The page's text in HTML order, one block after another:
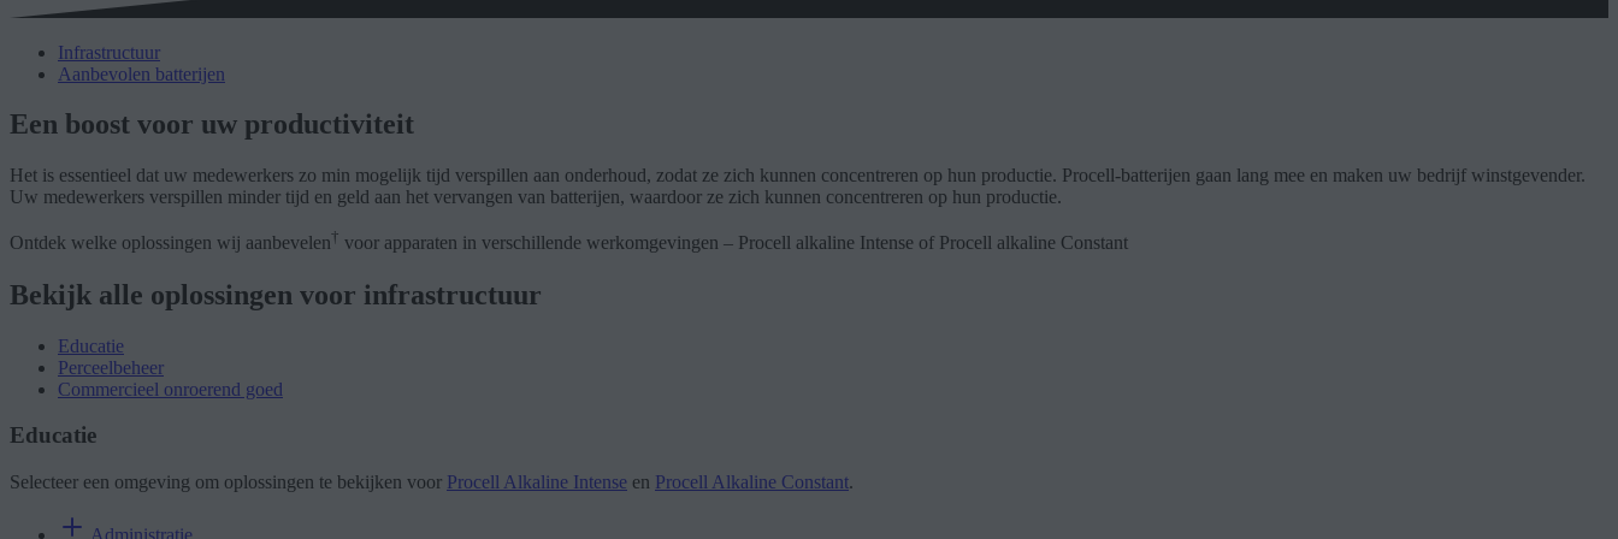
Infrastructuur
Aanbevolen batterijen
Een boost voor uw productiviteit
Het is essentieel dat uw medewerkers zo min mogelijk tijd verspillen aan onderhoud, zodat ze zich kunnen concentreren op hun productie. Procell-batterijen gaan lang mee en maken uw bedrijf winstgevender.
Uw medewerkers verspillen minder tijd en geld aan het vervangen van batterijen, waardoor ze zich kunnen concentreren op hun productie.
Ontdek welke oplossingen wij aanbevelen† voor apparaten in verschillende werkomgevingen – Procell alkaline Intense of Procell alkaline Constant
Bekijk alle oplossingen voor infrastructuur
Educatie
Perceelbeheer
Commercieel onroerend goed
Educatie
Selecteer een omgeving om oplossingen te bekijken voor Procell Alkaline Intense en Procell Alkaline Constant.
Administratie